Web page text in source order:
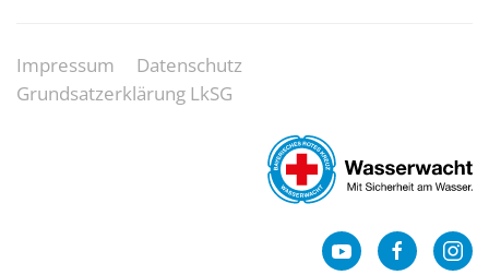
Impressum
Datenschutz
Grundsatzerklärung LkSG